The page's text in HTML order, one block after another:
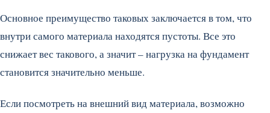
Основное преимущество таковых заключается в том, что
внутри самого материала находятся пустоты. Все это
снижает вес такового, а значит – нагрузка на фундамент
становится значительно меньше.
Если посмотреть на внешний вид материала, возможно